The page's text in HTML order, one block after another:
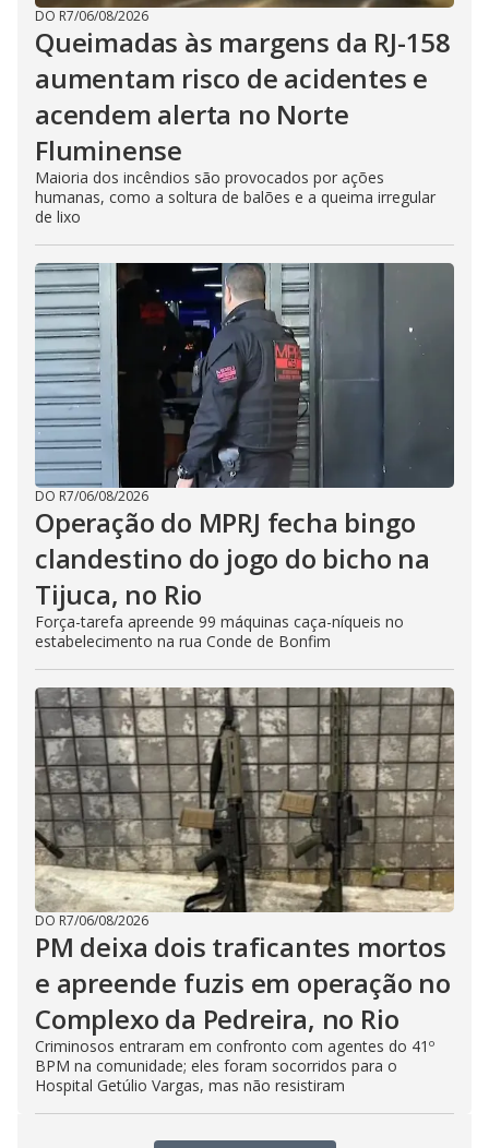
DO R7/06/08/2026
Queimadas às margens da RJ-158
aumentam risco de acidentes e
acendem alerta no Norte
Fluminense
Maioria dos incêndios são provocados por ações
humanas, como a soltura de balões e a queima irregular
de lixo
DO R7/06/08/2026
Operação do MPRJ fecha bingo
clandestino do jogo do bicho na
Tijuca, no Rio
Força-tarefa apreende 99 máquinas caça-níqueis no
estabelecimento na rua Conde de Bonfim
DO R7/06/08/2026
PM deixa dois traficantes mortos
e apreende fuzis em operação no
Complexo da Pedreira, no Rio
Criminosos entraram em confronto com agentes do 41º
BPM na comunidade; eles foram socorridos para o
Hospital Getúlio Vargas, mas não resistiram